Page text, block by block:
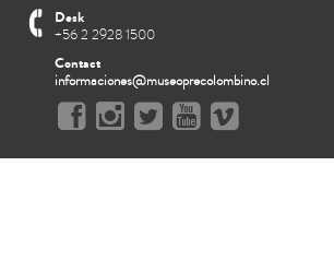
Desk
+56 2 2928 1500
Contact
informaciones@museoprecolombino.cl